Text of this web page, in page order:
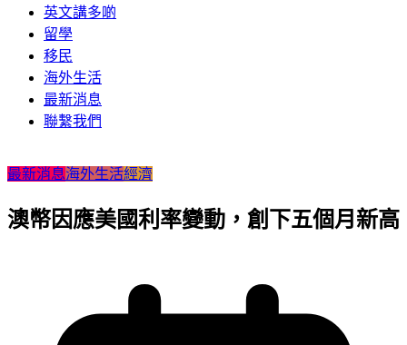
英文講多啲
留學
移民
海外生活
最新消息
聯繫我們
最新消息海外生活經濟
澳幣因應美國利率變動，創下五個月新高